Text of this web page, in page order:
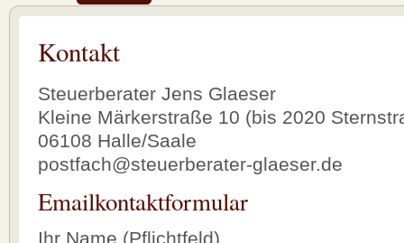
Kontakt
Steuerberater Jens Glaeser
Kleine Märkerstraße 10 (bis 2020
06108 Halle/Saale
postfach@steuerberater-glaeser.de
Emailkontaktformular
Ihr Name (Pflichtfeld)